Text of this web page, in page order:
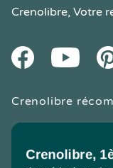
Crenolibre, Votre
FacebookYoutube
Crenolibre